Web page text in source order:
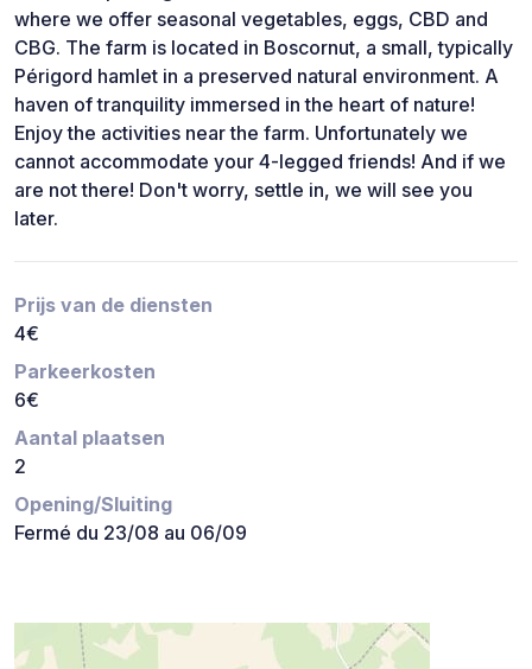
where we offer seasonal vegetables, eggs, CBD and
CBG. The farm is located in Boscornut, a small, typically
Périgord hamlet in a preserved natural environment. A
haven of tranquility immersed in the heart of nature!
Enjoy the activities near the farm. Unfortunately we
cannot accommodate your 4-legged friends! And if we
are not there! Don't worry, settle in, we will see you
later.
Prijs van de diensten
4€
Parkeerkosten
6€
Aantal plaatsen
2
Opening/Sluiting
Fermé du 23/08 au 06/09